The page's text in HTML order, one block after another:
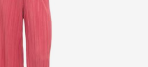
Vrácení a výměna